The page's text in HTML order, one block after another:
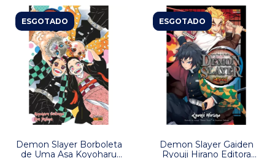
ESGOTADO
Demon Slayer Borboleta
de Uma Asa Koyoharu
ESGOTADO
Demon Slayer Gaiden
Ryouji Hirano Editora